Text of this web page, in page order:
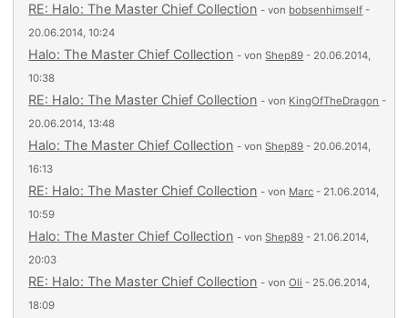
RE: Halo: The Master Chief Collection - von bobsenhimself -
20.06.2014, 10:24
Halo: The Master Chief Collection - vonShep89 - 20.06.2014,
10:38
RE: Halo: The Master Chief Collection - von KingOfTheDragon -
20.06.2014, 13:48
Halo: The Master Chief Collection - vonShep89 - 20.06.2014,
16:13
RE: Halo: The Master Chief Collection - von Marc - 21.06.2014,
10:59
Halo: The Master Chief Collection - vonShep89 - 21.06.2014,
20:03
RE: Halo: The Master Chief Collection - vonOli - 25.06.2014,
18:09